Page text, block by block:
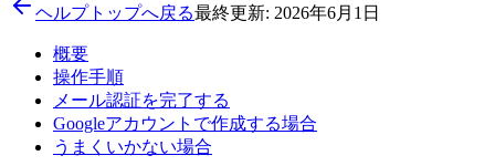
ヘルプトップへ戻る最終更新: 2026年6月1日
概要
操作手順
メール認証を完了する
Googleアカウントで作成する場合
うまくいかない場合